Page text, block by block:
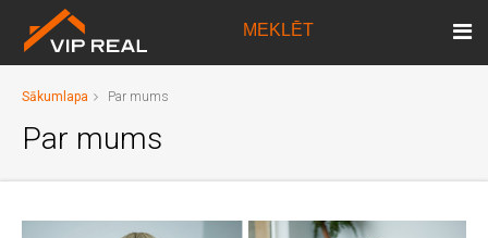
MEKLĒT
Sākumlapa Par mums
Par mums